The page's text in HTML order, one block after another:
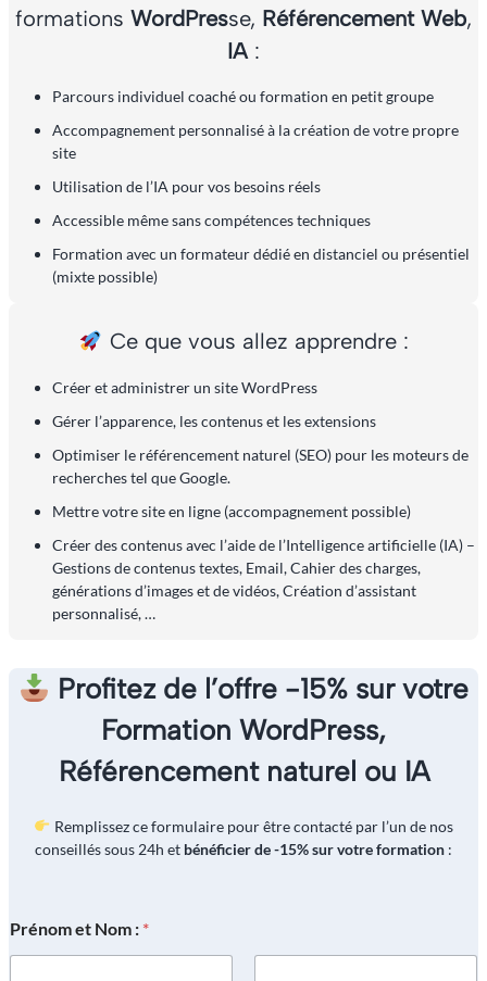
formations WordPresse, Référencement Web,
IA :
Parcours individuel coaché ou formation en petit groupe
Accompagnement personnalisé à la création de votre propre
site
Utilisation de l’IA pour vos besoins réels
Accessible même sans compétences techniques
Formation avec un formateur dédié en distanciel ou présentiel
(mixte possible)
Ce que vous allez apprendre :
Créer et administrer un site WordPress
Gérer l’apparence, les contenus et les extensions
Optimiser le référencement naturel (SEO) pour les moteurs de
recherches tel que Google.
Mettre votre site en ligne (accompagnement possible)
Créer des contenus avec l’aide de l’Intelligence artificielle (IA) –
Gestions de contenus textes, Email, Cahier des charges,
générations d’images et de vidéos, Création d’assistant
personnalisé, …
Profitez de l’offre -15% sur votre
Formation WordPress,
Référencement naturel ou IA
Remplissez ce formulaire pour être contacté par l’un de nos
conseillés sous 24h et bénéficier de -15% sur votre formation :
Prénom et Nom : *